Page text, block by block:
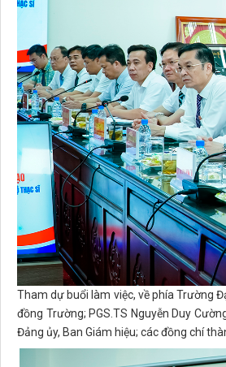
Tham dự buổi làm việc, về phía Trường
đồng Trường; PGS.TS Nguyễn Duy
Đảng ủy, Ban Giám hiệu; các đồng chí